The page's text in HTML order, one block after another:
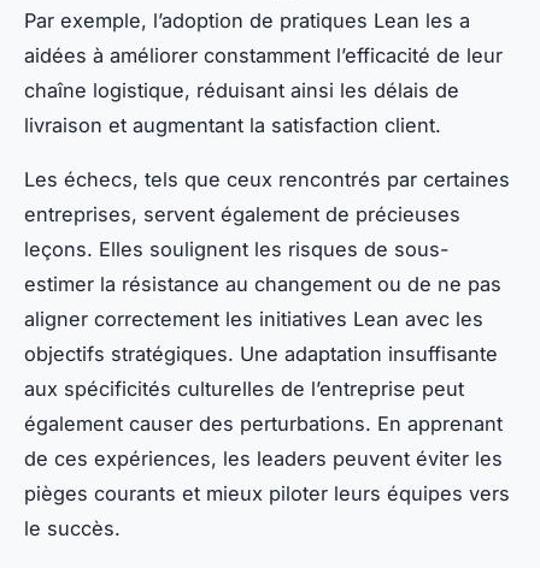
Par exemple, l’adoption de pratiques Lean les a
aidées à améliorer constamment l’efficacité de leur
chaîne logistique, réduisant ainsi les délais de
livraison et augmentant la satisfaction client.
Les échecs, tels que ceux rencontrés par certaines
entreprises, servent également de précieuses
leçons. Elles soulignent les risques de sous-
estimer la résistance au changement ou de ne pas
aligner correctement les initiatives Lean avec les
objectifs stratégiques. Une adaptation insuffisante
aux spécificités culturelles de l’entreprise peut
également causer des perturbations. En apprenant
de ces expériences, les leaders peuvent éviter les
pièges courants et mieux piloter leurs équipes vers
le succès.